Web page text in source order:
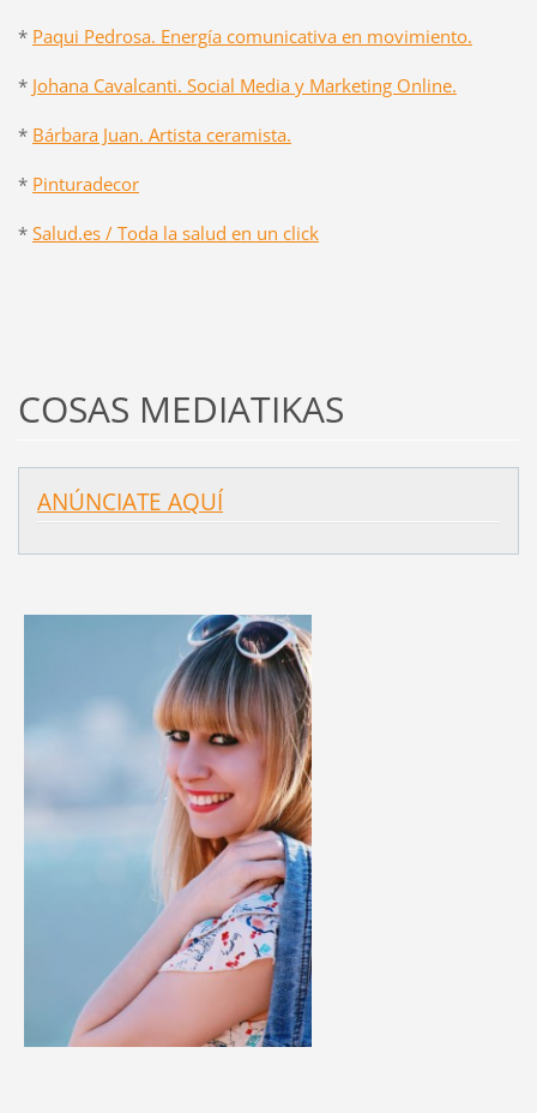
* Paqui Pedrosa. Energía comunicativa en movimiento.
* Johana Cavalcanti. Social Media y Marketing Online.
* Bárbara Juan. Artista ceramista.
* Pinturadecor
* Salud.es / Toda la salud en un click
COSAS MEDIATIKAS
ANÚNCIATE AQUÍ